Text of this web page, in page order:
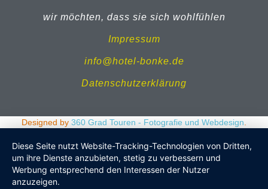
wir möchten, dass sie sich wohlfühlen
Impressum
info@hotel-bonke.de
Datenschutzerklärung
Designed by 360 Grad Touren - Fotografie und Webdesign
Diese Seite nutzt Website-Tracking-Technologien von Dritten,
um ihre Dienste anzubieten, stetig zu verbessern und
Werbung entsprechend den Interessen der Nutzer
anzuzeigen.